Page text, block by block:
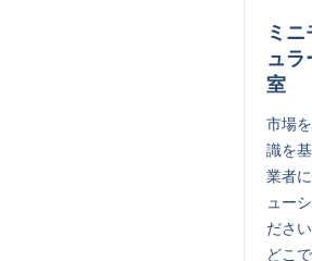
ミ
ュラ
室
市場
識を
業者
ュー
ださ
どこ